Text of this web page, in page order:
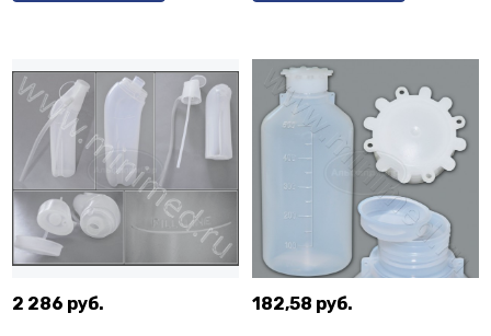
2 286 руб. 182,58 руб.